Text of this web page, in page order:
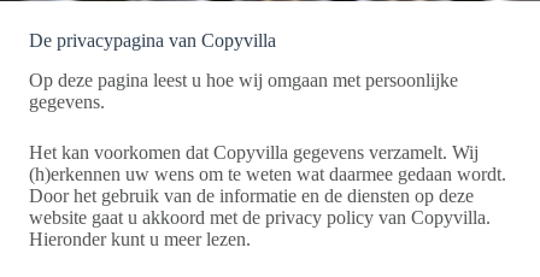
De privacypagina van Copyvilla
Op deze pagina leest u hoe wij omgaan met persoonlijke
gegevens.
Het kan voorkomen dat Copyvilla gegevens verzamelt. Wij
(h)erkennen uw wens om te weten wat daarmee gedaan wordt.
Door het gebruik van de informatie en de diensten op deze
website gaat u akkoord met de privacy policy van Copyvilla.
Hieronder kunt u meer lezen.